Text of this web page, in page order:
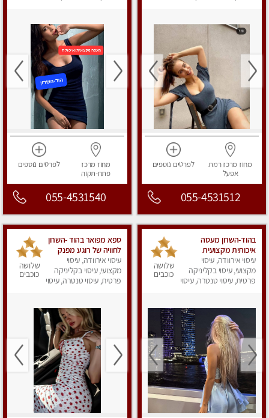
מחוז מרכזרמת
אפעל
לפרטים נוספים
055-4531512
מחוז מרכז
פתח-תקוה
לפרטים נוספים
055-4531540
בהוד-השרון מעסה
איכותית מקצועית
ומפנקת
עיסוי אירוודה, עיסוי
מקצועי, עיסוי בקליניקה
פרטית, עיסוי טנטרה, עיסוי
שלושה
כוכבים
ספא מפואר בהוד -השרון
לחוויה של רוגע מפנק
מומלץ מאוד מאוד ללא
מין !!
עיסוי אירוודה, עיסוי
מקצועי, עיסוי בקליניקה
פרטית, עיסוי טנטרה, עיסוי
שלושה
כוכבים